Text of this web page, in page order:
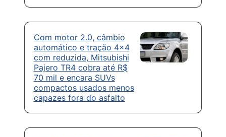
Com motor 2.0, câmbio
automático e tração 4×4
com reduzida, Mitsubishi
Pajero TR4 cobra até R$
70 mil e encara SUVs
compactos usados menos
capazes fora do asfalto